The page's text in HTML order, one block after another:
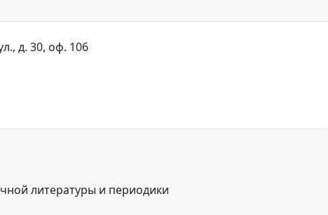
д. 30, оф. 106
литературы и периодики